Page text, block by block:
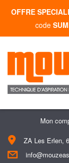
OFFRE
code
ZA Les Erlen,
Mon